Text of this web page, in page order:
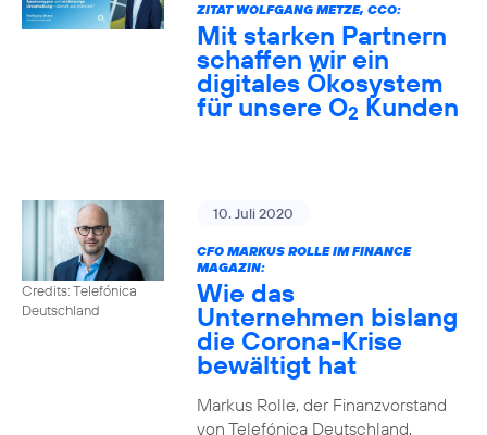
ZITAT WOLFGANG METZE, CCO:
Mit starken Partnern
schaffen wir ein
digitales Ökosystem
für unsere O2 Kunden
Credits: Telefónica
Deutschland
10. Juli 2020
CFO MARKUS ROLLE IM FINANCE
MAGAZIN:
Wie das
Unternehmen bislang
die Corona-Krise
bewältigt hat
Markus Rolle, der Finanzvorstand
von Telefónica Deutschland,